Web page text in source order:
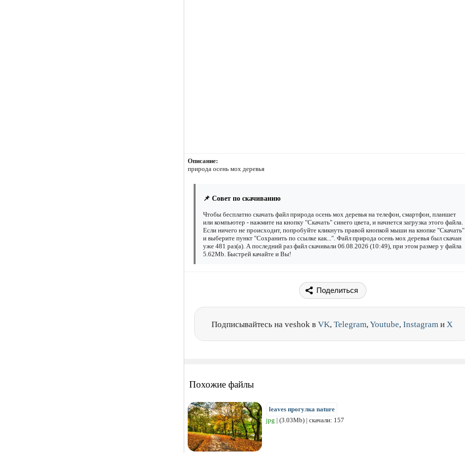
Описание:
природа осень мох деревья
📌 Совет по скачиванию
Чтобы бесплатно скачать файл природа осень мох деревья на телефон, смартфон, планшет
или компьютер - нажмите на кнопку "Скачать" синего цвета, и начнется загрузка этого файла.
Если ничего не происходит, попробуйте кликнуть правой кнопкой мыши на кнопке "Скачать"
и выберите пункт "Сохранить по ссылке как...". Файл природа осень мох деревья был скачан
уже 481 раз(а). А последний раз файл скачивали 06.08.2026 (10:49), при этом размер у файла
5.62Mb. Быстрей качайте и Вы!
Поделиться
Подписывайтесь на veshok в VK, Telegram,Youtube, Instagram и X
Похожие файлы
leaves прогулка nature
jpg | (3.03Mb) | скачали: 157